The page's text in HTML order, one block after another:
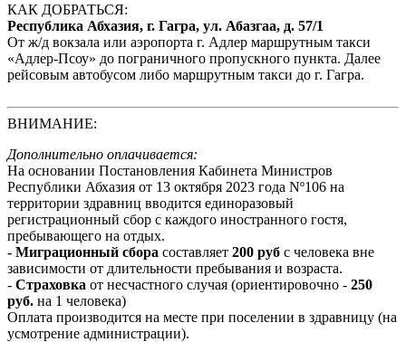
КАК ДОБРАТЬСЯ:
Республика Абхазия, г. Гагра, ул. Абазгаа, д. 57/1
От ж/д вокзала или аэропорта г. Адлер маршрутным такси
«Адлер-Псоу» до пограничного пропускного пункта. Далее
рейсовым автобусом либо маршрутным такси до г. Гагра.
ВНИМАНИЕ:
Дополнительно оплачивается:
На основании Постановления Кабинета Министров
Республики Абхазия от 13 октября 2023 года Nº106 на
территории здравниц вводится единоразовый
регистрационный сбор с каждого иностранного гостя,
пребывающего на отдых.
- Миграционный сбора составляет 200 руб с человека вне
зависимости от длительности пребывания и возраста.
- Страховка от несчастного случая (ориентировочно - 250
руб. на 1 человека)
Оплата производится на месте при поселении в здравницу (на
усмотрение администрации).